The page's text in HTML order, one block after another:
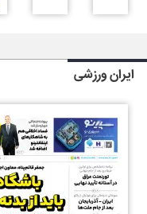
ایران ورزشی